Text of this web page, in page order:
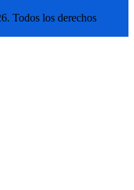
Todos los derechos